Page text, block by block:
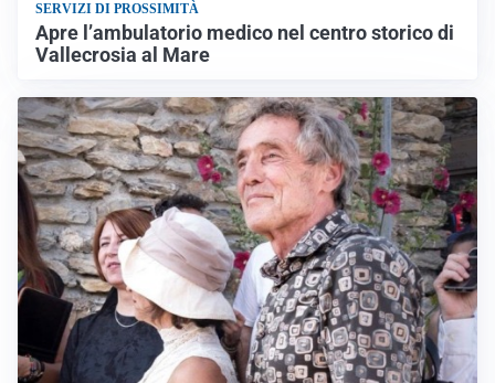
SERVIZI DI PROSSIMITÀ
Apre l’ambulatorio medico nel centro storico di
Vallecrosia al Mare